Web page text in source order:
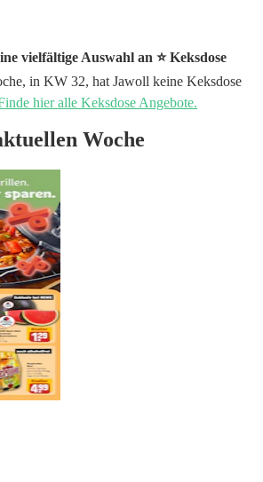
vielfältige Auswahl an ⭐️ Keksdose
in KW 32, hat Jawoll keine Keksdose
hier alle Keksdose Angebote.
Woche